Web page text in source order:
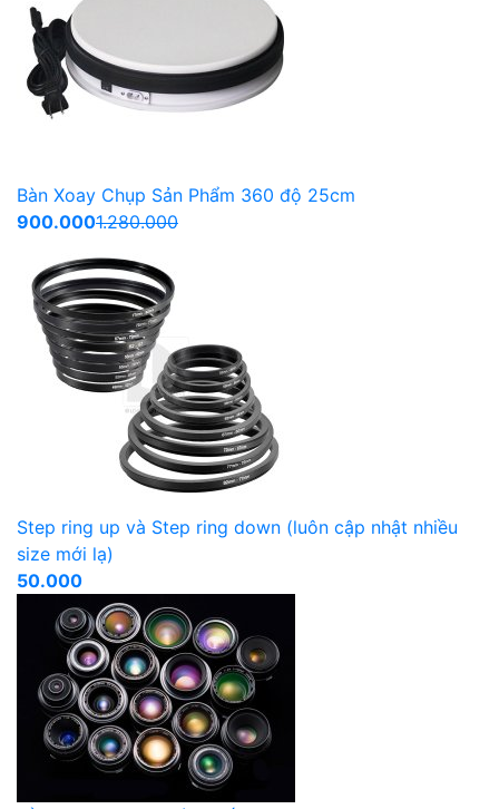
Bàn Xoay Chụp Sản Phẩm 360 độ 25cm
900.0001.280.000
Step ring up và Step ring down (luôn cập nhật nhiều
size mới lạ)
50.000